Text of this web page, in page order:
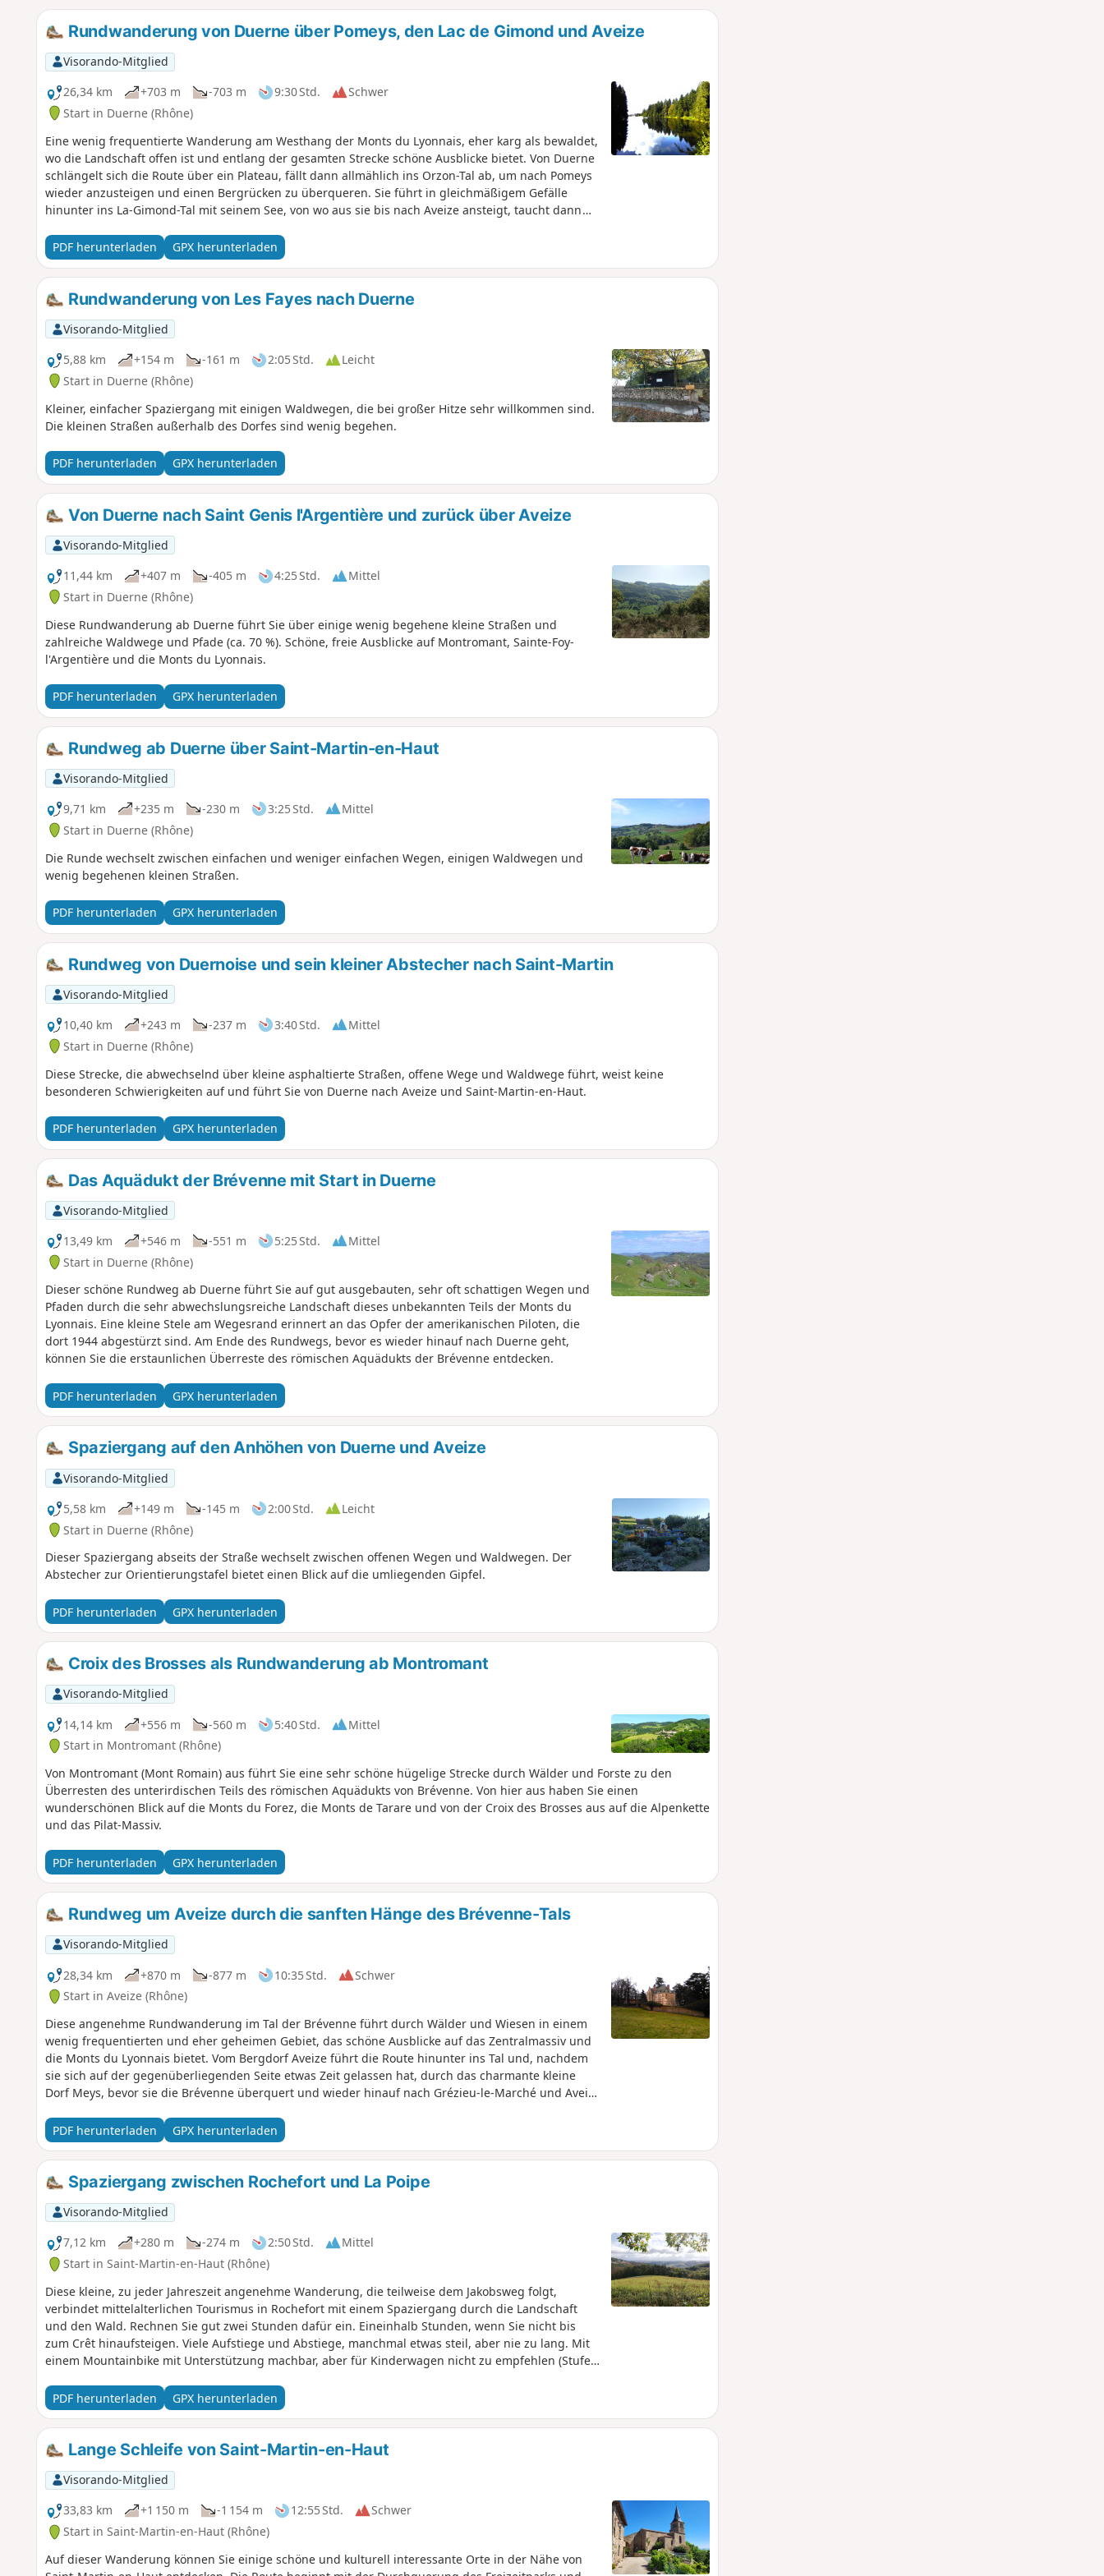
Rundwanderung von Duerne über Pomeys, den Lac de Gimond und Aveize
Visorando-Mitglied
26,34 km
+703 m -703 m 9:30 Std.
Schwer
Start in Duerne (Rhône)
Eine wenig frequentierte Wanderung am Westhang der Monts du Lyonnais, eher karg als bewaldet,
wo die Landschaft offen ist und entlang der gesamten Strecke schöne Ausblicke bietet. Von Duerne
schlängelt sich die Route über ein Plateau, fällt dann allmählich ins Orzon-Tal ab, um nach Pomeys
wieder anzusteigen und einen Bergrücken zu überqueren. Sie führt in gleichmäßigem Gefälle
hinunter ins La-Gimond-Tal mit seinem See, von wo aus sie bis nach Aveize ansteigt, taucht dann
PDF herunterladen
GPX herunterladen
Rundwanderung von Les Fayes nach Duerne
Visorando-Mitglied
5,88 km
+154 m -161 m 2:05 Std.
Leicht
Start in Duerne (Rhône)
Kleiner, einfacher Spaziergang mit einigen Waldwegen, die bei großer Hitze sehr willkommen sind.
Die kleinen Straßen außerhalb des Dorfes sind wenig begehen.
PDF herunterladen GPX herunterladen
Von Duerne nach Saint Genis l'Argentière und zurück über Aveize
Visorando-Mitglied
11,44 km
+407 m -405 m 4:25 Std.
Mittel
Start in Duerne (Rhône)
Diese Rundwanderung ab Duerne führt Sie über einige wenig begehene kleine Straßen und
zahlreiche Waldwege und Pfade (ca. 70 %). Schöne, freie Ausblicke auf Montromant, Sainte-Foy-
l'Argentière und die Monts du Lyonnais.
PDF herunterladen GPX herunterladen
Rundweg ab Duerne über Saint-Martin-en-Haut
Visorando-Mitglied
9,71 km
+235 m -230 m 3:25 Std.
Mittel
Start in Duerne (Rhône)
Die Runde wechselt zwischen einfachen und weniger einfachen Wegen, einigen Waldwegen und
wenig begehenen kleinen Straßen.
PDF herunterladen GPX herunterladen
Rundweg von Duernoise und sein kleiner Abstecher nach Saint-Martin
Visorando-Mitglied
10,40 km
+243 m -237 m 3:40 Std.
Mittel
Start in Duerne (Rhône)
Diese Strecke, die abwechselnd über kleine asphaltierte Straßen, offene Wege und Waldwege führt, weist keine
besonderen Schwierigkeiten auf und führt Sie von Duerne nach Aveize und Saint-Martin-en-Haut.
PDF herunterladen GPX herunterladen
Das Aquädukt der Brévenne mit Start in Duerne
Visorando-Mitglied
13,49 km
+546 m -551 m 5:25 Std.
Mittel
Start in Duerne (Rhône)
Dieser schöne Rundweg ab Duerne führt Sie auf gut ausgebauten, sehr oft schattigen Wegen und
Pfaden durch die sehr abwechslungsreiche Landschaft dieses unbekannten Teils der Monts du
Lyonnais. Eine kleine Stele am Wegesrand erinnert an das Opfer der amerikanischen Piloten, die
dort 1944 abgestürzt sind. Am Ende des Rundwegs, bevor es wieder hinauf nach Duerne geht,
können Sie die erstaunlichen Überreste des römischen Aquädukts der Brévenne entdecken.
PDF herunterladen GPX herunterladen
Spaziergang auf den Anhöhen von Duerne und Aveize
Visorando-Mitglied
5,58 km
+149 m -145 m 2:00 Std.
Leicht
Start in Duerne (Rhône)
Dieser Spaziergang abseits der Straße wechselt zwischen offenen Wegen und Waldwegen. Der
Abstecher zur Orientierungstafel bietet einen Blick auf die umliegenden Gipfel.
PDF herunterladen GPX herunterladen
Croix des Brosses als Rundwanderung ab Montromant
Visorando-Mitglied
14,14 km
+556 m -560 m 5:40 Std.
Mittel
Start in Montromant (Rhône)
Von Montromant (Mont Romain) aus führt Sie eine sehr schöne hügelige Strecke durch Wälder und Forste zu den
Überresten des unterirdischen Teils des römischen Aquädukts von Brévenne. Von hier aus haben Sie einen
wunderschönen Blick auf die Monts du Forez, die Monts de Tarare und von der Croix des Brosses aus auf die Alpenkette
und das Pilat-Massiv.
PDF herunterladen GPX herunterladen
Rundweg um Aveize durch die sanften Hänge des Brévenne-Tals
Visorando-Mitglied
28,34 km
+870 m -877 m 10:35 Std.
Schwer
Start in Aveize (Rhône)
Diese angenehme Rundwanderung im Tal der Brévenne führt durch Wälder und Wiesen in einem
wenig frequentierten und eher geheimen Gebiet, das schöne Ausblicke auf das Zentralmassiv und
die Monts du Lyonnais bietet. Vom Bergdorf Aveize führt die Route hinunter ins Tal und, nachdem
sie sich auf der gegenüberliegenden Seite etwas Zeit gelassen hat, durch das charmante kleine
Dorf Meys, bevor sie die Brévenne überquert und wieder hinauf nach Grézieu-le-Marché und Aveize
PDF herunterladen
GPX herunterladen
Spaziergang zwischen Rochefort und La Poipe
Visorando-Mitglied
7,12 km
+280 m -274 m 2:50 Std.
Mittel
Start in Saint-Martin-en-Haut (Rhône)
Diese kleine, zu jeder Jahreszeit angenehme Wanderung, die teilweise dem Jakobsweg folgt,
verbindet mittelalterlichen Tourismus in Rochefort mit einem Spaziergang durch die Landschaft
und den Wald. Rechnen Sie gut zwei Stunden dafür ein. Eineinhalb Stunden, wenn Sie nicht bis
zum Crêt hinaufsteigen. Viele Aufstiege und Abstiege, manchmal etwas steil, aber nie zu lang. Mit
einem Mountainbike mit Unterstützung machbar, aber für Kinderwagen nicht zu empfehlen (Stufen
PDF herunterladen
GPX herunterladen
Lange Schleife von Saint-Martin-en-Haut
Visorando-Mitglied
33,83 km
+1 150 m -1 154 m 12:55 Std.
Schwer
Start in Saint-Martin-en-Haut (Rhône)
Auf dieser Wanderung können Sie einige schöne und kulturell interessante Orte in der Nähe von